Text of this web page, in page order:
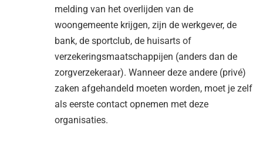
melding van het overlijden van de
woongemeente krijgen, zijn de werkgever, de
bank, de sportclub, de huisarts of
verzekeringsmaatschappijen (anders dan de
zorgverzekeraar). Wanneer deze andere (privé)
zaken afgehandeld moeten worden, moet je zelf
als eerste contact opnemen met deze
organisaties.